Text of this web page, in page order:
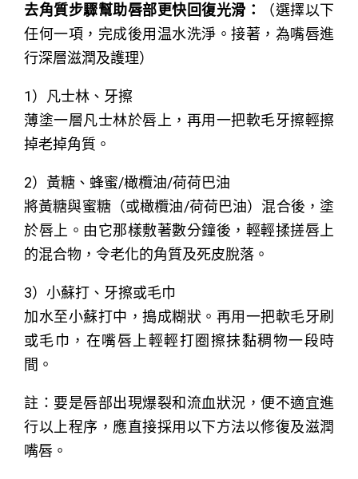
去角質步驟幫助唇部更快回復光滑：
（選擇以下
任何一項，完成後用温水洗淨。接著，為嘴唇進
行深層滋潤及護理）
1）凡士林、牙擦
薄塗一層凡士林於唇上，再用一把軟毛牙擦輕擦
掉老掉角質。
2）黃糖、蜂蜜/橄欖油/荷荷巴油
將黃糖與蜜糖（或橄欖油/荷荷巴油）混合後，塗
於唇上。由它那樣敷著數分鐘後，輕輕揉搓唇上
的混合物，令老化的角質及死皮脫落。
3）小蘇打、牙擦或毛巾
加水至小蘇打中，搗成糊狀。再用一把軟毛牙刷
或毛巾，在嘴唇上輕輕打圈擦抺黏稠物一段時
間。
註：要是唇部出現爆裂和流血狀況，便不適宜進
行以上程序，應直接採用以下方法以修復及滋潤
嘴唇。